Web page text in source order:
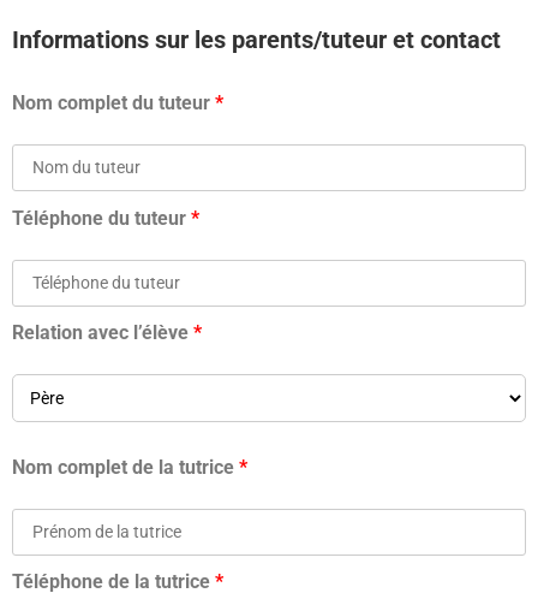
Informations sur les parents/tuteur et contact
Nom complet du tuteur *
Téléphone du tuteur *
Relation avec l’élève *
Nom complet de la tutrice *
Téléphone de la tutrice *